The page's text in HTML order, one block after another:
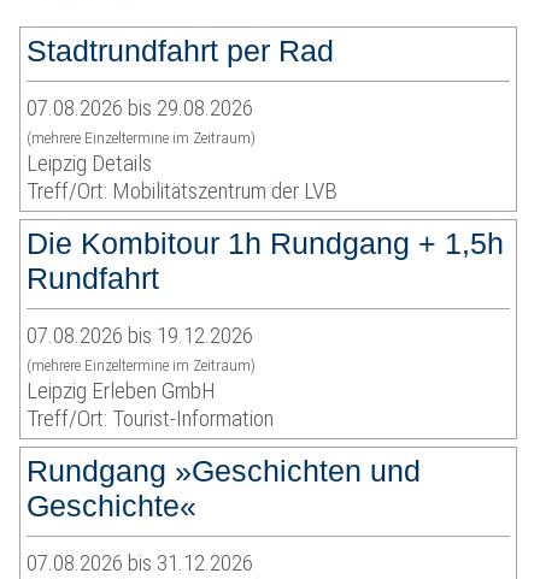
Stadtrundfahrt per Rad
07.08.2026 bis 29.08.2026
(mehrere Einzeltermine im Zeitraum)
Leipzig Details
Treff/Ort: Mobilitätszentrum der LVB
Die Kombitour 1h Rundgang + 1,5h
Rundfahrt
07.08.2026 bis 19.12.2026
(mehrere Einzeltermine im Zeitraum)
Leipzig Erleben GmbH
Treff/Ort: Tourist-Information
Rundgang »Geschichten und
Geschichte«
07.08.2026 bis 31.12.2026